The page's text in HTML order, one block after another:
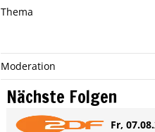
Thema
Moderation
Nächste Folgen
Fr,